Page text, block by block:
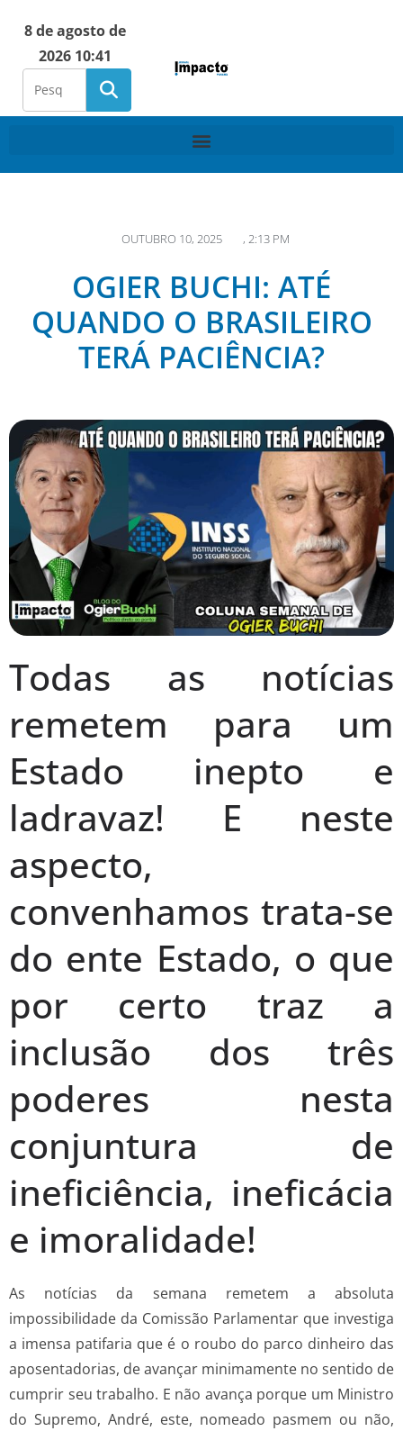
8 de agosto de
2026 10:41
OUTUBRO 10, 2025 , 2:13 PM
OGIER BUCHI: ATÉ
QUANDO O BRASILEIRO
TERÁ PACIÊNCIA?
Todas as notícias
remetem para um
Estado inepto e
ladravaz! E neste
aspecto,
convenhamos trata-se
do ente Estado, o que
por certo traz a
inclusão dos três
poderes nesta
conjuntura de
ineficiência, ineficácia
e imoralidade!
As notícias da semana remetem a absoluta
impossibilidade da Comissão Parlamentar que investiga
a imensa patifaria que é o roubo do parco dinheiro das
aposentadorias, de avançar minimamente no sentido de
cumprir seu trabalho. E não avança porque um Ministro
do Supremo, André, este, nomeado pasmem ou não,